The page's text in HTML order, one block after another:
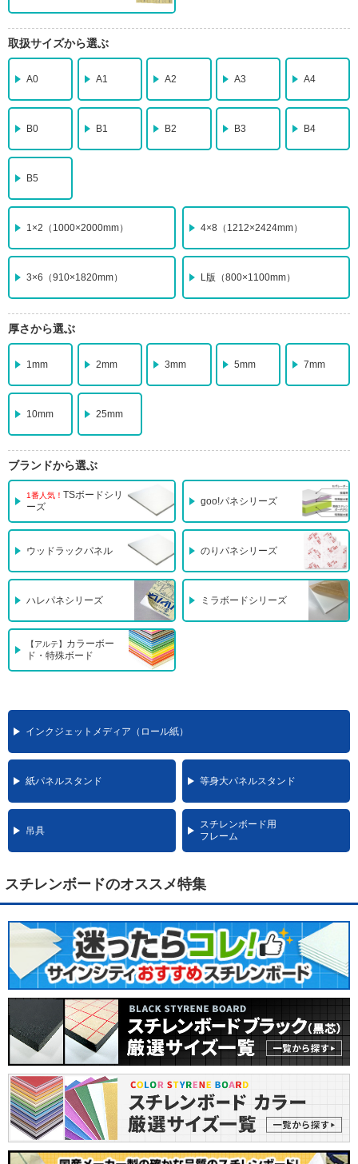
取扱サイズから選ぶ
A0 A1 A2 A3 A4
B0 B1 B2 B3 B4
B5
1×2 （1000×2000mm） 4×8 （1212×2424mm）
3×6 （910×1820mm） L版 （800×1100mm）
厚さから選ぶ
1mm 2mm 3mm 5mm 7mm
10mm 25mm
ブランドから選ぶ
1番人気！ TSボードシリ
ーズ
goo!パネシリーズ
ウッドラックパネル のりパネシリーズ
ハレパネシリーズ ミラボードシリーズ
【アルテ】 カラーボー
ド・特殊ボード
インクジェットメディア（ロール紙）
紙パネルスタンド 等身大パネルスタンド
吊具
スチレンボード用
フレーム
スチレンボードのオススメ特集